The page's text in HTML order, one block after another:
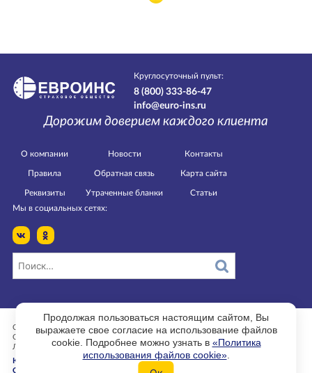
Круглосуточный пульт:
8 (800) 333-86-47
info@euro-ins.ru
Дорожим доверием каждого клиента
О компании
Правила
Реквизиты
Новости
Обратная связь
Утраченные бланки
Контакты
Карта сайта
Статьи
Мы в социальных сетях:
Страница изменена 30.11.2021 в 08:28.
ООО РСО «ЕВРОИНС».
Лицензии ЦБ РФ СЛ № 3954, СИ № 3954, ОС № 3954-03, ПС № 3954
Конфидециальность
Служба контроля
Продолжая пользоваться настоящим сайтом, Вы
выражаете свое согласие на использование файлов
cookie. Подробнее можно узнать в «Политика
использования файлов cookie».